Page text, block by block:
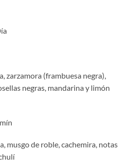
zarzamora (frambuesa negra),
negras, mandarina y limón
musgo de roble, cachemira, notas